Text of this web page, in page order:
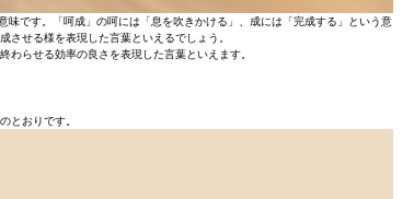
味です。「呵成」の呵には「息を吹きかける」、成には「完成する」という意
させる様を表現した言葉といえるでしょう。
わらせる効率の良さを表現した言葉といえます。
とおりです。